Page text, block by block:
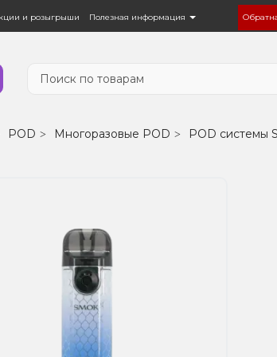
и розыгрыши Полезная информация
POD Многоразовые POD POD системы